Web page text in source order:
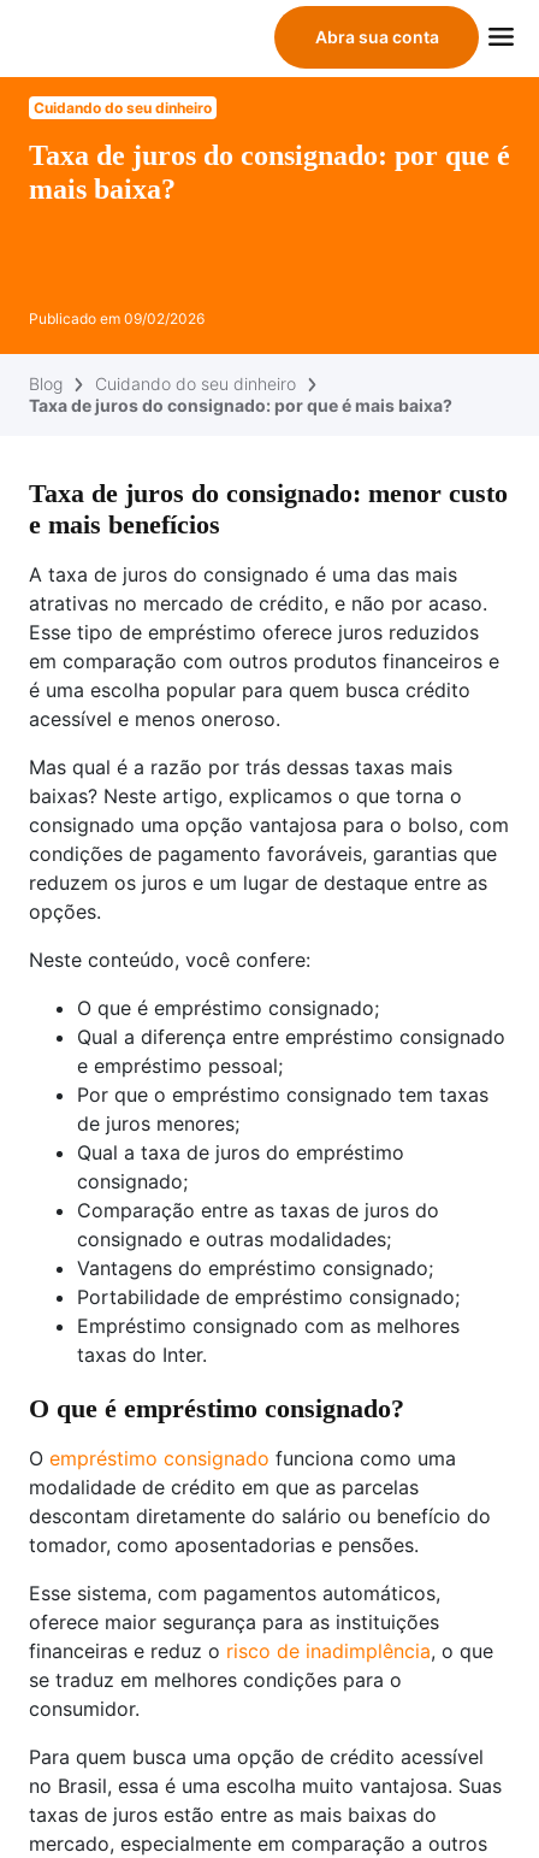
Abra sua conta
Cuidando do seu dinheiro
Taxa de juros do consignado: por que é
mais baixa?
Publicado em 09/02/2026
Blog
Cuidando do seu dinheiro
Taxa de juros do consignado: por que é mais baixa?
Taxa de juros do consignado: menor custo
e mais benefícios
A taxa de juros do consignado é uma das mais
atrativas no mercado de crédito, e não por acaso.
Esse tipo de empréstimo oferece juros reduzidos
em comparação com outros produtos financeiros e
é uma escolha popular para quem busca crédito
acessível e menos oneroso.
Mas qual é a razão por trás dessas taxas mais
baixas? Neste artigo, explicamos o que torna o
consignado uma opção vantajosa para o bolso, com
condições de pagamento favoráveis, garantias que
reduzem os juros e um lugar de destaque entre as
opções.
Neste conteúdo, você confere:
O que é empréstimo consignado;
Qual a diferença entre empréstimo consignado
e empréstimo pessoal;
Por que o empréstimo consignado tem taxas
de juros menores;
Qual a taxa de juros do empréstimo
consignado;
Comparação entre as taxas de juros do
consignado e outras modalidades;
Vantagens do empréstimo consignado;
Portabilidade de empréstimo consignado;
Empréstimo consignado com as melhores
taxas do Inter.
O que é empréstimo consignado?
O empréstimo consignado funciona como uma
modalidade de crédito em que as parcelas
descontam diretamente do salário ou benefício do
tomador, como aposentadorias e pensões.
Esse sistema, com pagamentos automáticos,
oferece maior segurança para as instituições
financeiras e reduz o risco de inadimplência, o que
se traduz em melhores condições para o
consumidor.
Para quem busca uma opção de crédito acessível
no Brasil, essa é uma escolha muito vantajosa. Suas
taxas de juros estão entre as mais baixas do
mercado, especialmente em comparação a outros